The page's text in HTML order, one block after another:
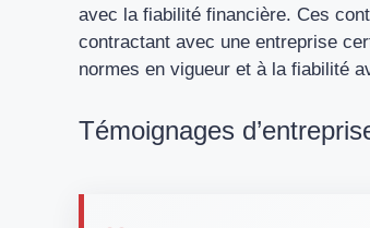
avec la fiabilité financière. Ces
contractant avec une entreprise
normes en vigueur et à la fiabilité
Témoignages